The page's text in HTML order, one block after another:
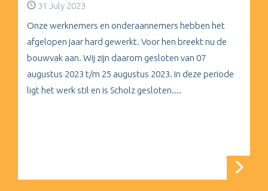
31 July 2023
Onze werknemers en onderaannemers hebben het
afgelopen jaar hard gewerkt. Voor hen breekt nu de
bouwvak aan. Wij zijn daarom gesloten van 07
augustus 2023 t/m 25 augustus 2023. In deze periode
ligt het werk stil en is Scholz gesloten....